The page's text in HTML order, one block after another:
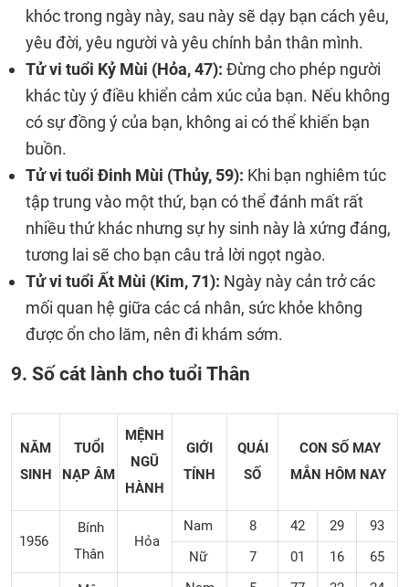
khóc trong ngày này, sau này sẽ dạy bạn cách yêu,
yêu đời, yêu người và yêu chính bản thân mình.
Tử vi tuổi Kỷ Mùi (Hỏa, 47): Đừng cho phép người
khác tùy ý điều khiển cảm xúc của bạn. Nếu không
có sự đồng ý của bạn, không ai có thể khiến bạn
buồn.
Tử vi tuổi Đinh Mùi (Thủy, 59): Khi bạn nghiêm túc
tập trung vào một thứ, bạn có thể đánh mất rất
nhiều thứ khác nhưng sự hy sinh này là xứng đáng,
tương lai sẽ cho bạn câu trả lời ngọt ngào.
Tử vi tuổi Ất Mùi (Kim, 71): Ngày này cản trở các
mối quan hệ giữa các cá nhân, sức khỏe không
được ổn cho lăm, nên đi khám sớm.
9. Số cát lành cho tuổi Thân
NĂM
SINH
TUỔI
NẠP ÂM
MỆNH
NGŨ
HÀNH
GIỚI
TÍNH
QUÁI
SỐ
CON SỐ MAY
MẮN HÔM NAY
1956
Bính
Thân
Hỏa
Nam 8 42 29
93
Nữ
7 01 16 65